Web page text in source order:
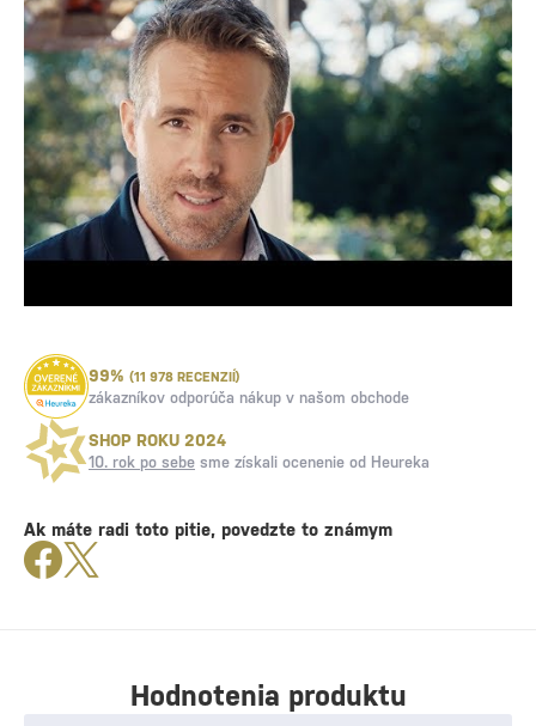
Hodnotenia produktu
99% (11 978 RECENZIÍ)
zákazníkov odporúča nákup v našom obchode
SHOP ROKU 2024
10. rok po sebe sme získali ocenenie od Heureka
Ak máte radi toto pitie, povedzte to známym